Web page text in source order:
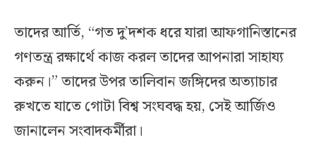
তাদের আর্তি, “গত দু’দশক ধরে যারা আফগানিস্তানের
গণতন্ত্র রক্ষার্থে কাজ করল তাদের আপনারা সাহায্য
করুন।” তাদের উপর তালিবান জঙ্গিদের অত্যাচার
রুখতে যাতে গোটা বিশ্ব সংঘবদ্ধ হয়, সেই আর্জিও
জানালেন সংবাদকর্মীরা।